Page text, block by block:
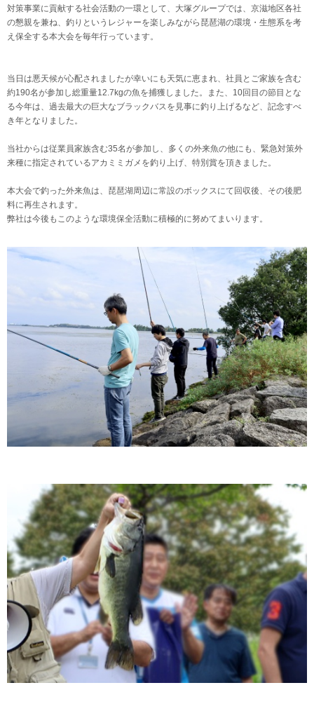
対策事業に貢献する社会活動の一環として、大塚グループでは、京滋地区各社
の懇親を兼ね、釣りというレジャーを楽しみながら琵琶湖の環境・生態系を考
え保全する本大会を毎年行っています。
当日は悪天候が心配されましたが幸いにも天気に恵まれ、社員とご家族を含む
約190名が参加し総重量12.7kgの魚を捕獲しました。また、10回目の節目とな
る今年は、過去最大の巨大なブラックバスを見事に釣り上げるなど、記念すべ
き年となりました。
当社からは従業員家族含む35名が参加し、多くの外来魚の他にも、緊急対策外
来種に指定されているアカミミガメを釣り上げ、特別賞を頂きました。
本大会で釣った外来魚は、琵琶湖周辺に常設のボックスにて回収後、その後肥
料に再生されます。
弊社は今後もこのような環境保全活動に積極的に努めてまいります。